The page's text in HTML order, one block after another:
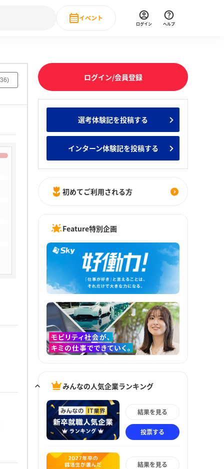
新卒就職人気企業ランキング みんなのインターン人気企業ランキ
・DX現場社員インタビュー
イベント
直近のイベント一覧
ログイン ヘルプ
) ログイン/会員登録
選考体験記を投稿する
インターン体験記を投稿する
初めてご利用される方
Feature特別企画
みんなの人気企業ランキング
結果を見る
投票する
結果を見る